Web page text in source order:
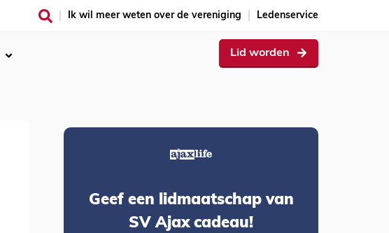
Ik wil meer weten over de vereniging Ledenservice
Lid worden
Geef een lidmaatschap van
SV Ajax cadeau!